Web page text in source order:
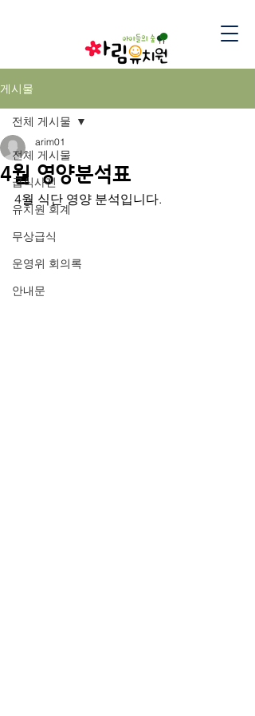
게시물
전체 게시물
급식사진
유치원 회계
무상급식
운영위 회의록
안내문
전체 게시물
4월 영양분석표
arim01
4월 식단 영양 분석입니다.